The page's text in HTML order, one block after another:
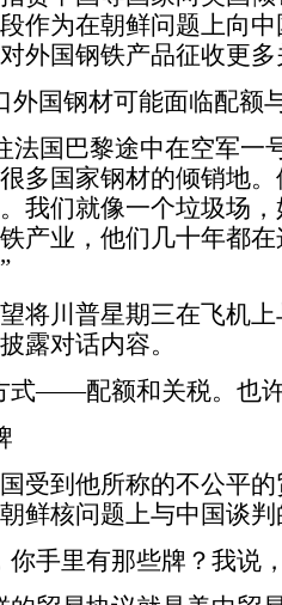
作为在朝鲜问题上向
外国钢铁产品征收更
外国钢材可能面临配额
法国巴黎途中在空军一
多国家钢材的倾销地
我们就像一个垃圾场
产业，他们几十年都
将川普星期三在飞机
露对话内容。
式——配额和关税。也
受到他所称的不公平
鲜核问题上与中国谈
你手里有那些牌？我